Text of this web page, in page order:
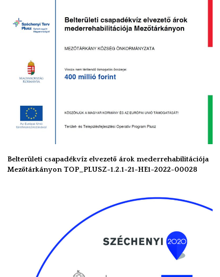
Belterületi csapadékvíz elvezető árok mederrehabilitációja
Mezőtárkányon TOP_PLUSZ-1.2.1-21-HE1-2022-00028